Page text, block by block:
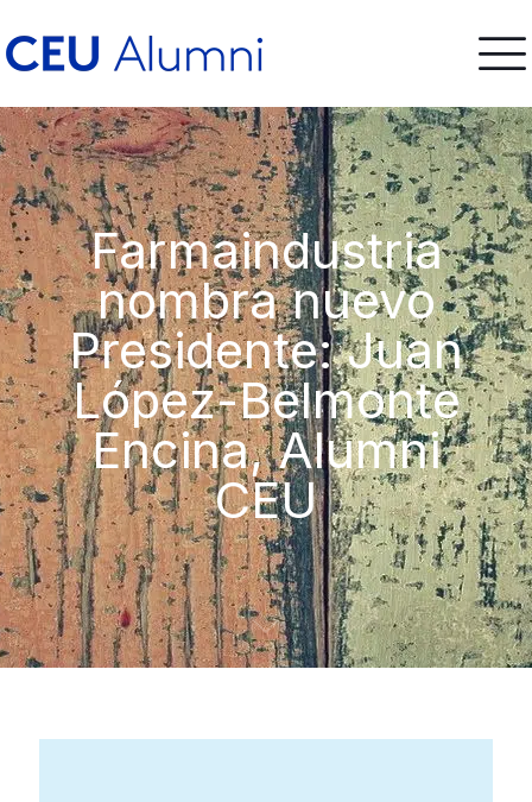
Farmaindustria
nombra nuevo
Presidente: Juan
López-Belmonte
Encina, Alumni
CEU